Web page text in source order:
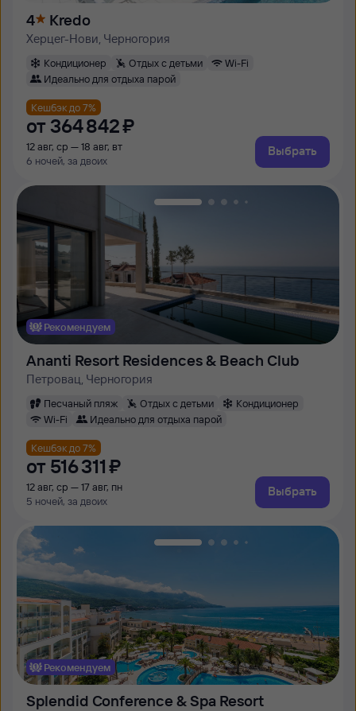
4 Kredo
Херцег-Нови, Черногория
Кондиционер Отдых с детьми
Wi-Fi
Идеально для отдыха парой
Кешбэк до 7%
от 364 ⁠842 ⁠₽
12 авг, ср — 18 авг, вт
6 ночей, за двоих
Выбрать
Рекомендуем
Ananti Resort Residences & Beach Club
Петровац, Черногория
Песчаный пляж Отдых с детьми
Кондиционер
Wi-Fi
Идеально для отдыха парой
Кешбэк до 7%
от 516 ⁠311 ⁠₽
12 авг, ср — 17 авг, пн
5 ночей, за двоих
Выбрать
Рекомендуем
Splendid Conference & Spa Resort